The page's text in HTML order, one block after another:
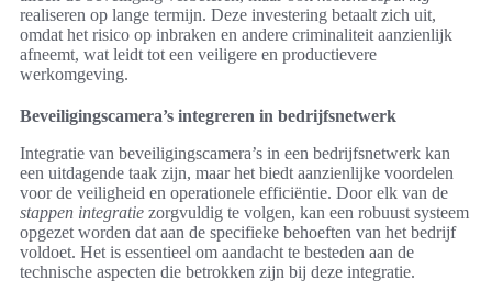
realiseren op lange termijn. Deze investering betaalt zich uit,
omdat het risico op inbraken en andere criminaliteit aanzienlijk
afneemt, wat leidt tot een veiligere en productievere
werkomgeving.
Beveiligingscamera’s integreren in bedrijfsnetwerk
Integratie van beveiligingscamera’s in een bedrijfsnetwerk kan
een uitdagende taak zijn, maar het biedt aanzienlijke voordelen
voor de veiligheid en operationele efficiëntie. Door elk van de
stappen integratie zorgvuldig te volgen, kan een robuust systeem
opgezet worden dat aan de specifieke behoeften van het bedrijf
voldoet. Het is essentieel om aandacht te besteden aan de
technische aspecten die betrokken zijn bij deze integratie.